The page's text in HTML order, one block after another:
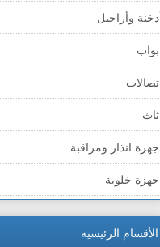
» الخليل
» بيت لحم
غزة
الأخضر » حيفا
الأخضر » رهط
الأخضر » أم الفحم
الأخضر » الناصرة
وأراجيل
انذار ومراقبة
خلوية
الأقسام الرئيسية